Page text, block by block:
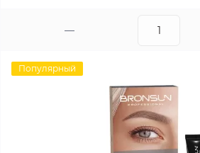
Популярный